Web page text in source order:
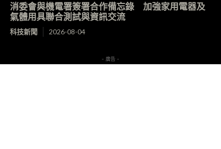
消委會與機電署簽署合作備忘錄 加強家用電器及
氣體用具聯合測試與資訊交流
科技新聞 2026-08-04
- 廣告 -